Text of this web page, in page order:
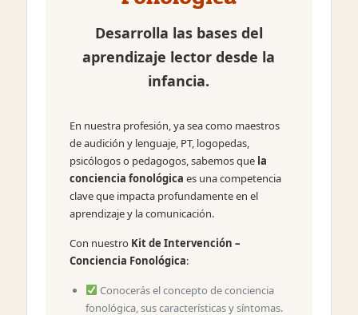
Desarrolla las bases del
aprendizaje lector desde la
infancia.
En nuestra profesión, ya sea como maestros
de audición y lenguaje, PT, logopedas,
psicólogos o pedagogos, sabemos que la
conciencia fonológica es una competencia
clave que impacta profundamente en el
aprendizaje y la comunicación.
Con nuestro Kit de Intervención –
Conciencia Fonológica:
Conocerás el concepto de conciencia
fonológica, sus características y síntomas.